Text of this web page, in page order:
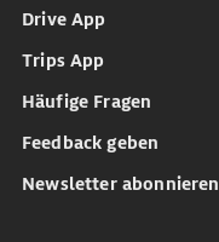
Drive App
Trips App
Häufige Fragen
Feedback geben
Newsletter abonnieren